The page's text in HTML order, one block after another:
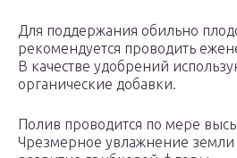
Для поддержания обильно
рекомендуется проводить
В качестве удобрений
органические добавки.
Полив проводится по мере
Чрезмерное увлажнение земли